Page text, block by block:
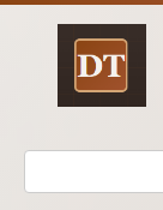
Перейти
Поиск: